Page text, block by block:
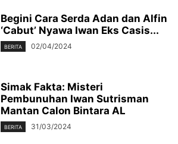
Begini Cara Serda Adan dan Alfin
‘Cabut’ Nyawa Iwan Eks Casis...
BERITA 02/04/2024
Simak Fakta: Misteri
Pembunuhan Iwan Sutrisman
Mantan Calon Bintara AL
BERITA 31/03/2024